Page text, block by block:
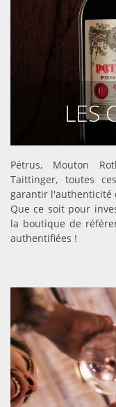
LES
Pétrus, Mouton
Taittinger, toutes
garantir l'authenticité
Que ce soit pour
la boutique de
authentifiées !